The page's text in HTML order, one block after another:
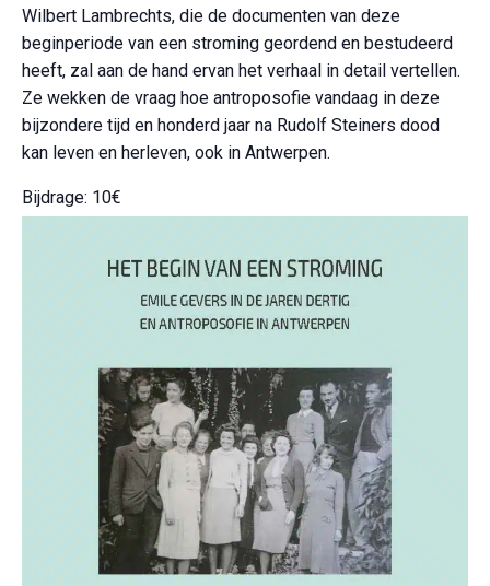
Wilbert Lambrechts, die de documenten van deze
beginperiode van een stroming geordend en bestudeerd
heeft, zal aan de hand ervan het verhaal in detail vertellen.
Ze wekken de vraag hoe antroposofie vandaag in deze
bijzondere tijd en honderd jaar na Rudolf Steiners dood
kan leven en herleven, ook in Antwerpen.
Bijdrage: 10€